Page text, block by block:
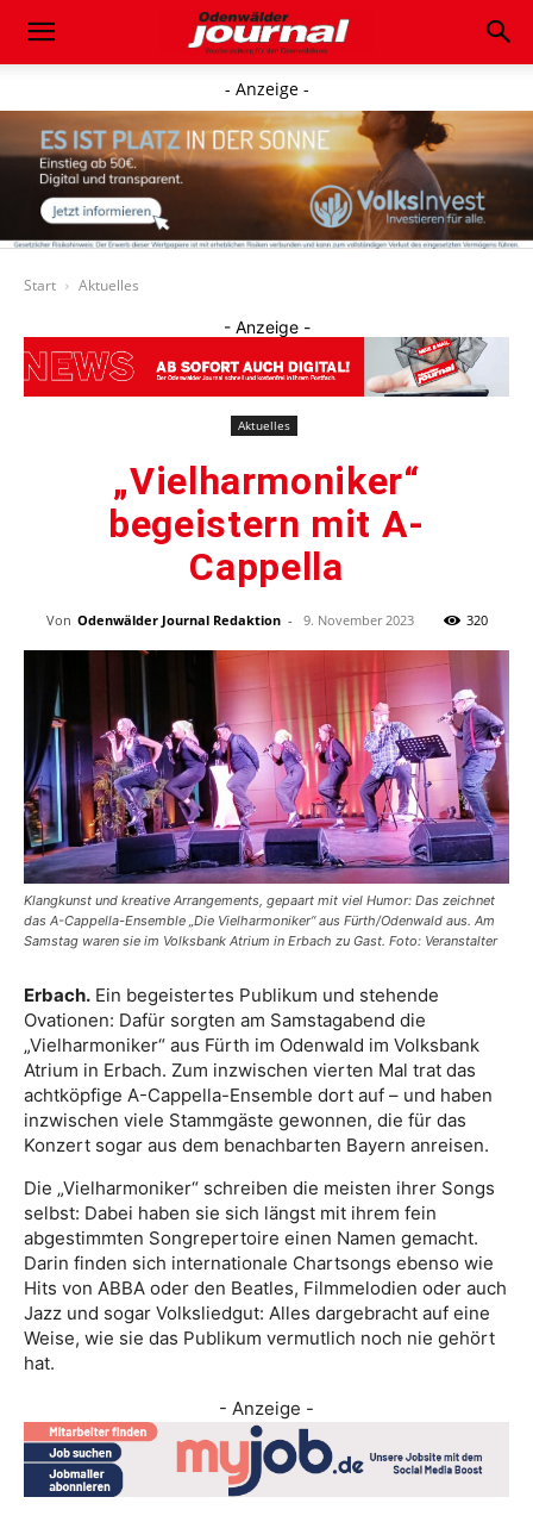
- Anzeige -
Start Aktuelles
- Anzeige -
Aktuelles
„Vielharmoniker“
begeistern mit A-
Cappella
Von Odenwälder Journal Redaktion - 9. November 2023 320
Klangkunst und kreative Arrangements, gepaart mit viel Humor: Das zeichnet
das A-Cappella-Ensemble „Die Vielharmoniker“ aus Fürth/Odenwald aus. Am
Samstag waren sie im Volksbank Atrium in Erbach zu Gast. Foto: Veranstalter
Erbach. Ein begeistertes Publikum und stehende
Ovationen: Dafür sorgten am Samstagabend die
„Vielharmoniker“ aus Fürth im Odenwald im Volksbank
Atrium in Erbach. Zum inzwischen vierten Mal trat das
achtköpfige A-Cappella-Ensemble dort auf – und haben
inzwischen viele Stammgäste gewonnen, die für das
Konzert sogar aus dem benachbarten Bayern anreisen.
Die „Vielharmoniker“ schreiben die meisten ihrer Songs
selbst: Dabei haben sie sich längst mit ihrem fein
abgestimmten Songrepertoire einen Namen gemacht.
Darin finden sich internationale Chartsongs ebenso wie
Hits von ABBA oder den Beatles, Filmmelodien oder auch
Jazz und sogar Volksliedgut: Alles dargebracht auf eine
Weise, wie sie das Publikum vermutlich noch nie gehört
hat.
- Anzeige -